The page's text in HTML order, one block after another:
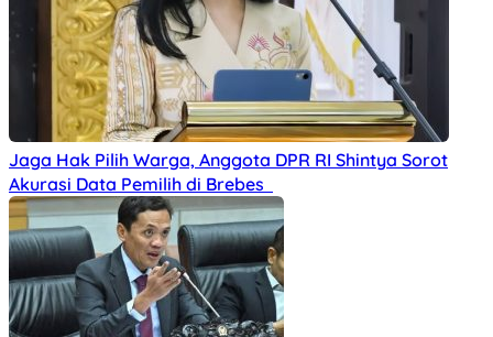
Jaga Hak Pilih Warga, Anggota DPR RI Shintya Sorot
Akurasi Data Pemilih di Brebes